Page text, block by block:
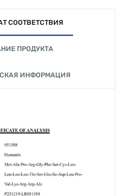
СООТВЕТСТВИЯ
ПРОДУКТА
ИНФОРМАЦИЯ